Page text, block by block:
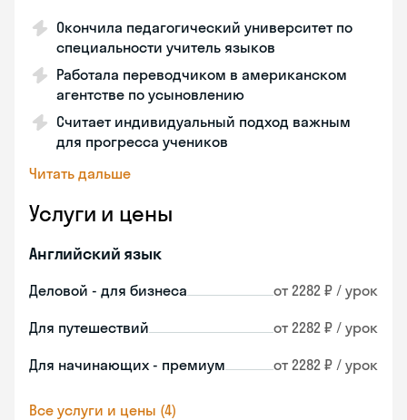
Окончила педагогический университет по
специальности учитель языков
Работала переводчиком в американском
агентстве по усыновлению
Считает индивидуальный подход важным
для прогресса учеников
Читать дальше
Услуги и цены
Английский язык
Деловой - для бизнеса от 2282 ₽ / урок
Для путешествий от 2282 ₽ / урок
Для начинающих - премиум от 2282 ₽ / урок
Все услуги и цены (4)